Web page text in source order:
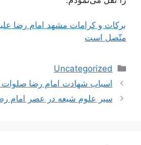
بركات‌ و كرامات‌ مشهد امام‌ رضا
متّصل‌ است‌
دسته‌ها
Uncategorized
ناوبری
نوشته‌ها
اسباب شهادت امام‌ رضا صلوات‌
سير علوم‌ شيعه‌ در عصر امام‌